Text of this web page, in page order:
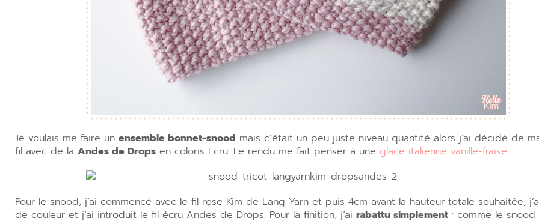
Je voulais me faire un ensemble bonnet-snood mais c’était un peu juste niveau quantité alors j’ai décidé de
fil avec de la Andes de Drops en coloris Ecru. Le rendu me fait penser à une glace italienne vanille-fraise.
Pour le snood, j’ai commencé avec le fil rose Kim de Lang Yarn et puis 4cm avant la hauteur totale souhaitée,
de couleur et j’ai introduit le fil écru Andes de Drops. Pour la finition, j’ai rabattu simplement : comme le